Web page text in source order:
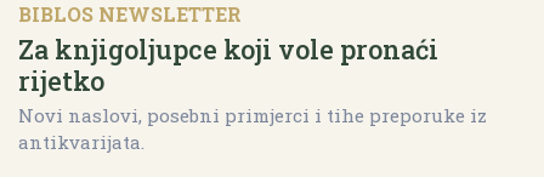
BIBLOS NEWSLETTER
Za knjigoljupce koji vole pronaći
rijetko
Novi naslovi, posebni primjerci i tihe preporuke iz
antikvarijata.